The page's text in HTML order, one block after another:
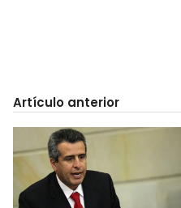
Artículo anterior